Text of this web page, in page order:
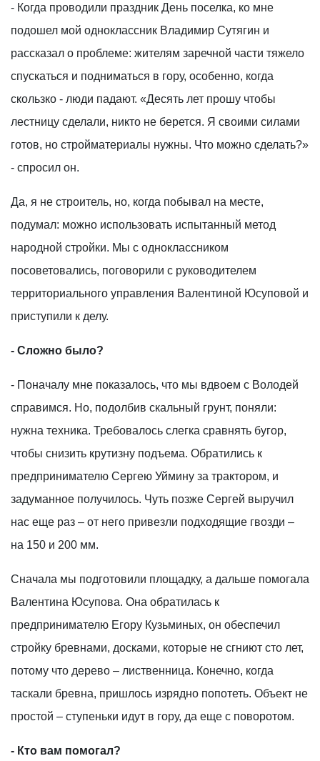
- Когда проводили праздник День поселка, ко мне
подошел мой одноклассник Владимир Сутягин и
рассказал о проблеме: жителям заречной части тяжело
спускаться и подниматься в гору, особенно, когда
скользко - люди падают. «Десять лет прошу чтобы
лестницу сделали, никто не берется. Я своими силами
готов, но стройматериалы нужны. Что можно сделать?»
- спросил он.
Да, я не строитель, но, когда побывал на месте,
подумал: можно использовать испытанный метод
народной стройки. Мы с одноклассником
посоветовались, поговорили с руководителем
территориального управления Валентиной Юсуповой и
приступили к делу.
- Сложно было?
- Поначалу мне показалось, что мы вдвоем с Володей
справимся. Но, подолбив скальный грунт, поняли:
нужна техника. Требовалось слегка сравнять бугор,
чтобы снизить крутизну подъема. Обратились к
предпринимателю Сергею Уймину за трактором, и
задуманное получилось. Чуть позже Сергей выручил
нас еще раз – от него привезли подходящие гвозди –
на 150 и 200 мм.
Сначала мы подготовили площадку, а дальше помогала
Валентина Юсупова. Она обратилась к
предпринимателю Егору Кузьминых, он обеспечил
стройку бревнами, досками, которые не сгниют сто лет,
потому что дерево – лиственница. Конечно, когда
таскали бревна, пришлось изрядно попотеть. Объект не
простой – ступеньки идут в гору, да еще с поворотом.
- Кто вам помогал?